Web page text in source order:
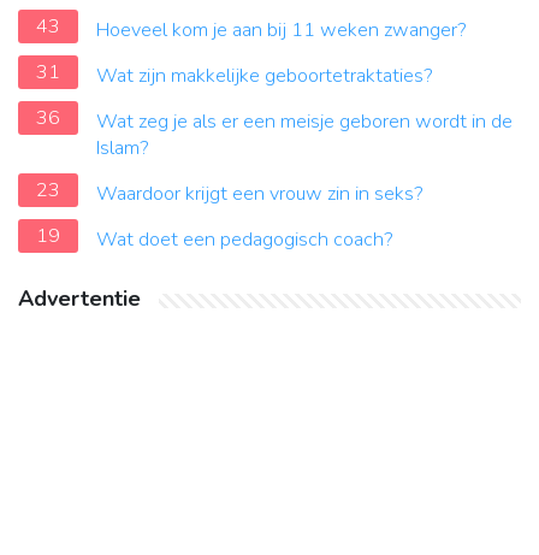
43
Hoeveel kom je aan bij 11 weken zwanger?
31
Wat zijn makkelijke geboortetraktaties?
36
Wat zeg je als er een meisje geboren wordt in de
Islam?
23
Waardoor krijgt een vrouw zin in seks?
19
Wat doet een pedagogisch coach?
Advertentie